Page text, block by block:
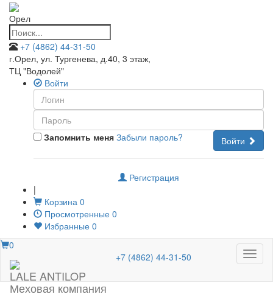
Орел
+7 (4862) 44-31-50
г.Орел, ул. Тургенева, д.40, 3 этаж,
ТЦ "Водолей"
Войти
Запомнить меня Войти
Забыли пароль?
Регистрация
|
Корзина 0
Просмотренные 0
Избранные 0
Меню
0
LALE ANTILOP
Меховая компания
+7 (4862) 44-31-50